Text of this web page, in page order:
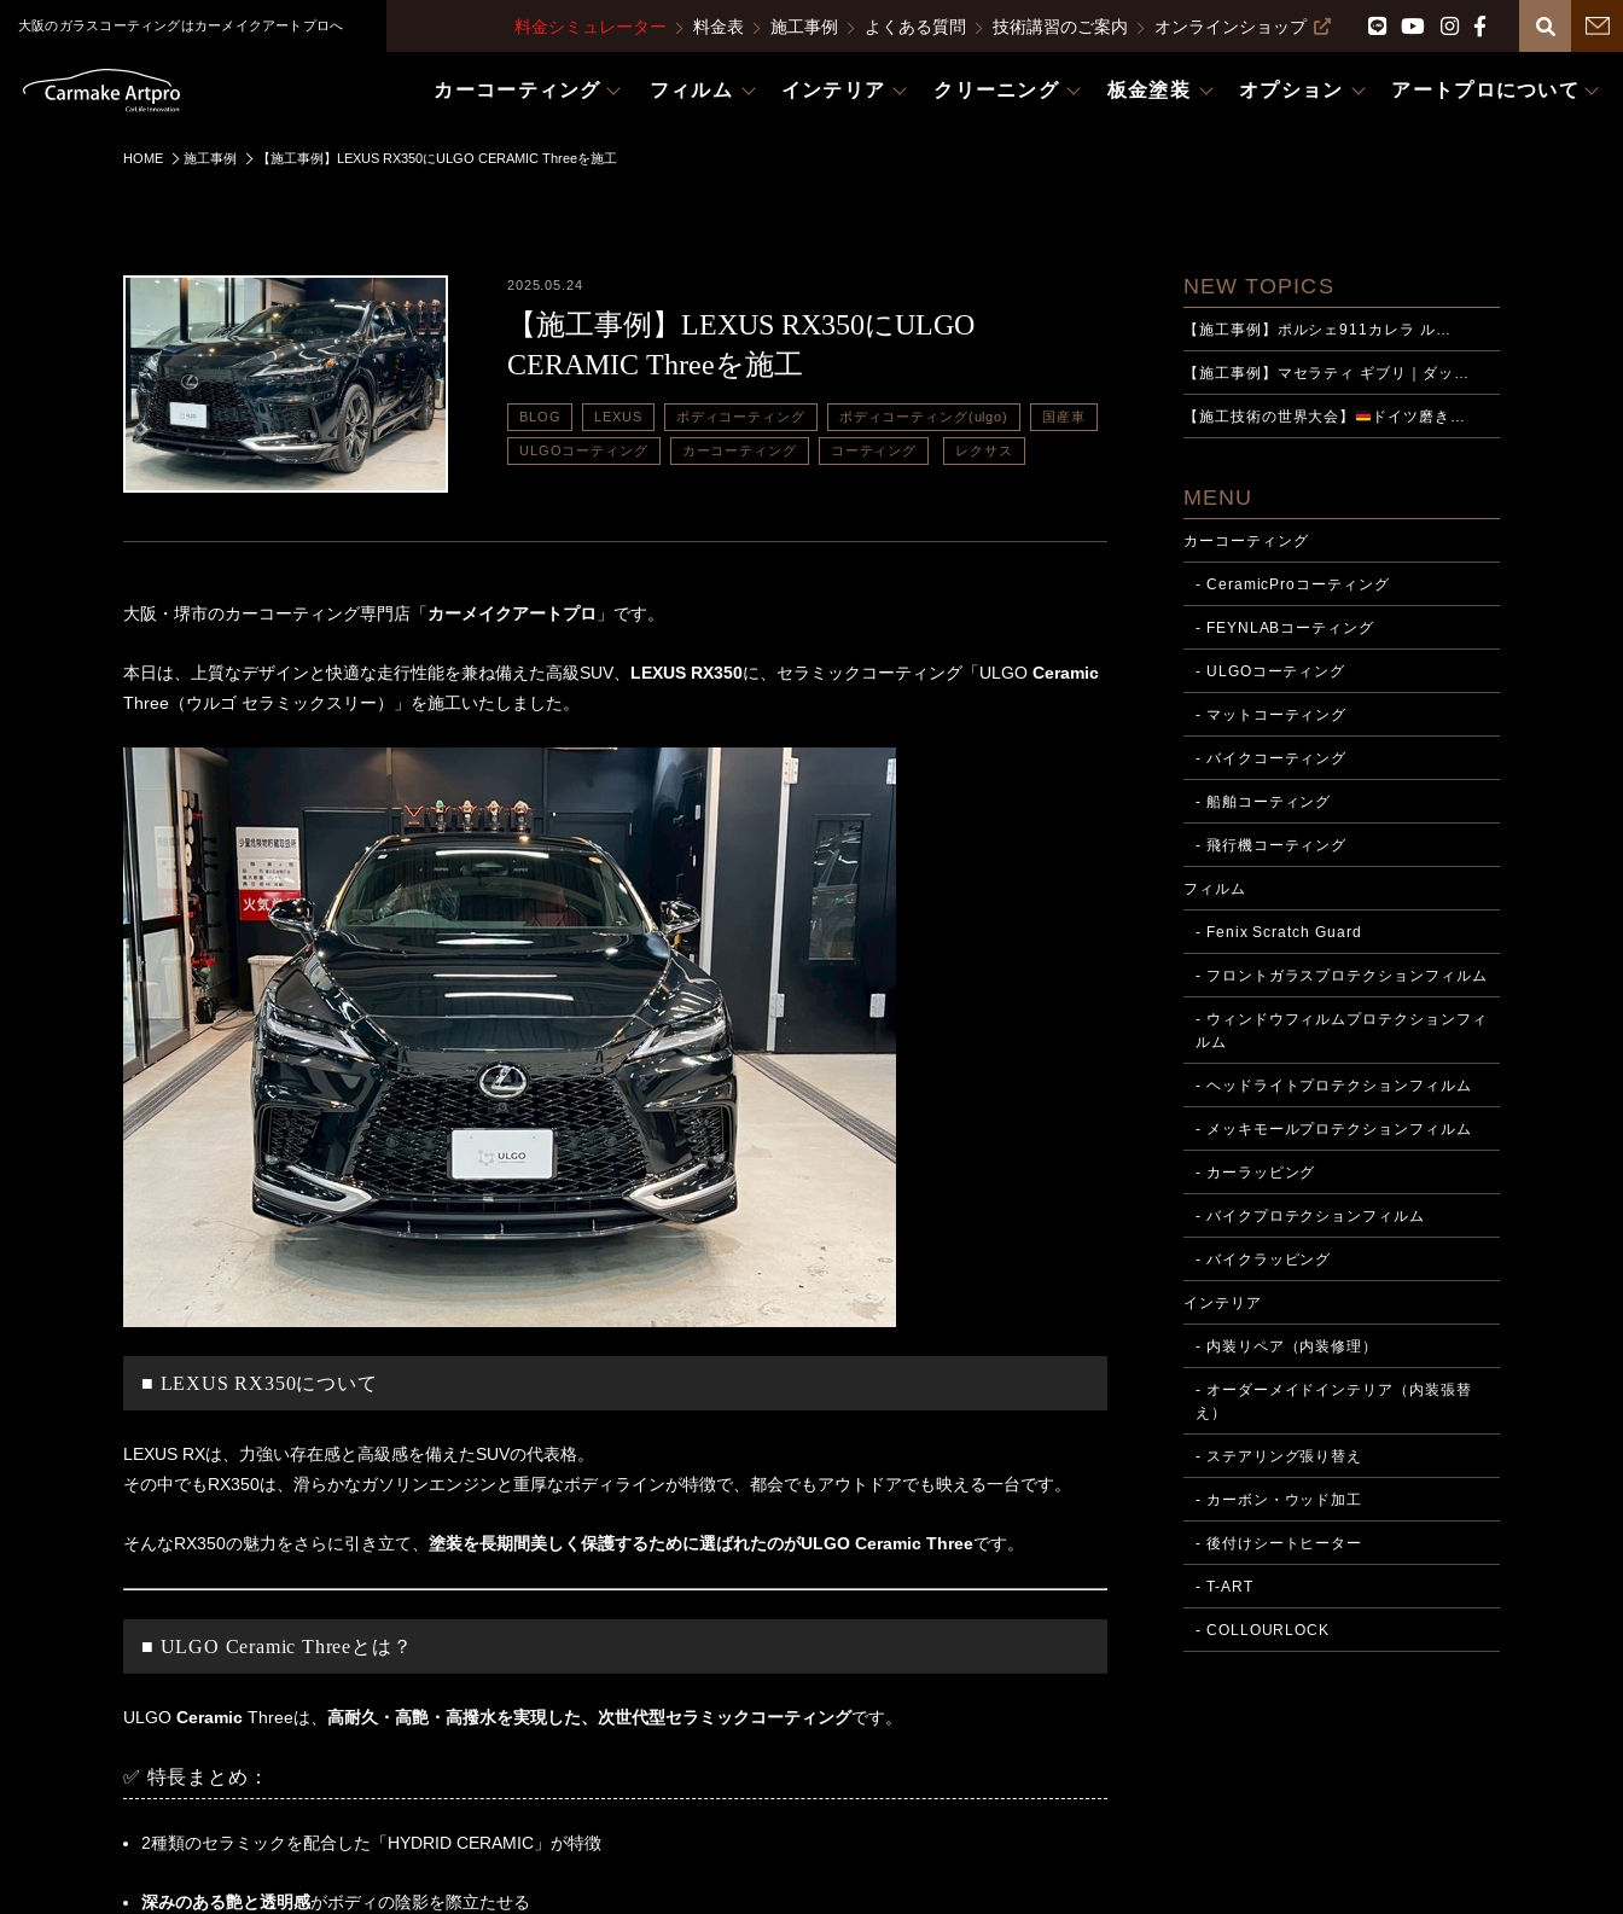
大阪のガラスコーティングはカーメイクアートプロへ 料金シミュレーター 料金表 施工事例 よくある質問 技術講習のご案内 オンラインショップ
カーコーティング フィルム インテリア クリーニング 板金塗装 オプション アートプロについて
HOME 施工事例 【施工事例】LEXUS RX350にULGO CERAMIC Threeを施工
2025.05.24
【施工事例】LEXUS RX350にULGO
CERAMIC Threeを施工
BLOG LEXUS ボディコーティング ボディコーティング(ulgo) 国産車
ULGOコーティング カーコーティング コーティング レクサス
大阪・堺市のカーコーティング専門店「カーメイクアートプロ 」です。
本日は、上質なデザインと快適な走行性能を兼ね備えた高級SUV、 LEXUS RX350に、セラミックコーティング「ULGO Ceramic
Three（ウルゴ セラミックスリー）」を施工いたしました。
■ LEXUS RX350について
LEXUS RXは、力強い存在感と高級感を備えたSUVの代表格。
その中でもRX350は、滑らかなガソリンエンジンと重厚なボディラインが特徴で、都会でもアウトドアでも映える一台です。
そんなRX350の魅力をさらに引き立て、 塗装を長期間美しく保護するために選ばれたのがULGO Ceramic Threeです。
■ ULGO Ceramic Threeとは？
ULGO Ceramic Threeは、 高耐久・高艶・高撥水を実現した、次世代型セラミックコーティングです。
✅ 特長まとめ：
2種類のセラミックを配合した「HYDRID CERAMIC」が特徴
深みのある艶と透明感がボディの陰影を際立たせる
NEW TOPICS
【施工事例】ポルシェ911カレラ ル…
【施工事例】マセラティ ギブリ｜ダッ…
【施工技術の世界大会】 ドイツ磨き…
MENU
カーコーティング
- CeramicProコーティング
- FEYNLABコーティング
- ULGOコーティング
- マットコーティング
- バイクコーティング
- 船舶コーティング
- 飛行機コーティング
フィルム
- Fenix Scratch Guard
- フロントガラスプロテクションフィルム
- ウィンドウフィルムプロテクションフィ
ルム
- ヘッドライトプロテクションフィルム
- メッキモールプロテクションフィルム
- カーラッピング
- バイクプロテクションフィルム
- バイクラッピング
インテリア
- 内装リペア（内装修理）
- オーダーメイドインテリア（内装張替
え）
- ステアリング張り替え
- カーボン・ウッド加工
- 後付けシートヒーター
- T-ART
- COLLOURLOCK